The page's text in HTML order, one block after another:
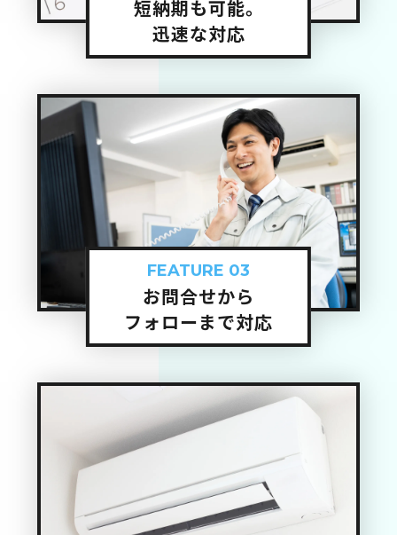
短納期も可能。
迅速な対応
FEATURE 03
お問合せから
フォローまで対応